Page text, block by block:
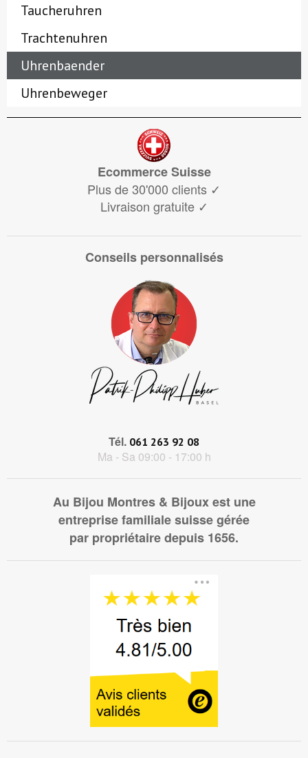
Taucheruhren
Trachtenuhren
Uhrenbaender
Uhrenbeweger
Ecommerce Suisse
Plus de 30'000 clients ✓
Livraison gratuite ✓
Conseils personnalisés
Tél. 061 263 92 08
Ma - Sa 09:00 - 17:00 h
Au Bijou Montres & Bijoux est une
entreprise familiale suisse gérée
par propriétaire depuis 1656.